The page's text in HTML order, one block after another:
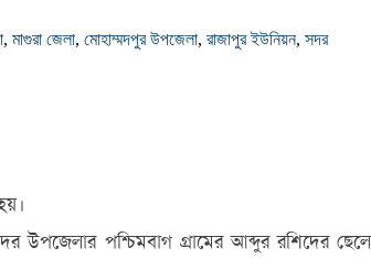
, মাগুরা জেলা, মোহাম্মদপুর উপজেলা, রাজাপুর ইউনিয়ন, সদর
উপজেলার পশ্চিমবাগ গ্রামের আব্দুর রশিদের ছেলে